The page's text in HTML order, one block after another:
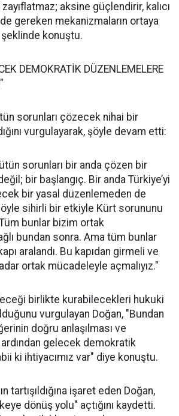
aksine güçlendirir, kalıcı
gereken mekanizmaların ortaya
şeklinde konuştu.
DEMOKRATİK DÜZENLEMELERE
sorunları çözecek nihai bir
vurgulayarak, şöyle devam etti:
sorunları bir anda çözen bir
bir başlangıç. Bir anda Türkiye’yi
bir yasal düzenlemeden de
sihirli bir etkiyle Kürt sorununu
bunlar bizim ortak
bundan sonra. Ama tüm bunlar
aralandı. Bu kapıdan girmeli ve
ortak mücadeleyle açmalıyız."
birlikte kurabilecekleri hukuki
vurgulayan Doğan, "Bundan
doğru anlaşılması ve
gelecek demokratik
ki ihtiyacımız var" diye konuştu.
tartışıldığına işaret eden Doğan,
dönüş yolu" açtığını kaydetti.